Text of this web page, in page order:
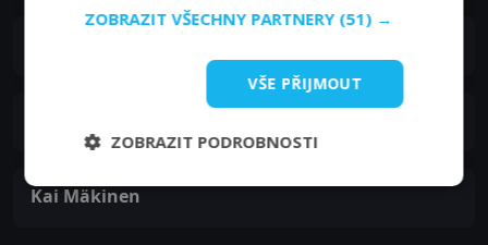
Kai Mäkinen
ZOBRAZIT VŠECHNY PARTNERY (51) →
VŠE PŘIJMOUT
ZOBRAZIT PODROBNOSTI